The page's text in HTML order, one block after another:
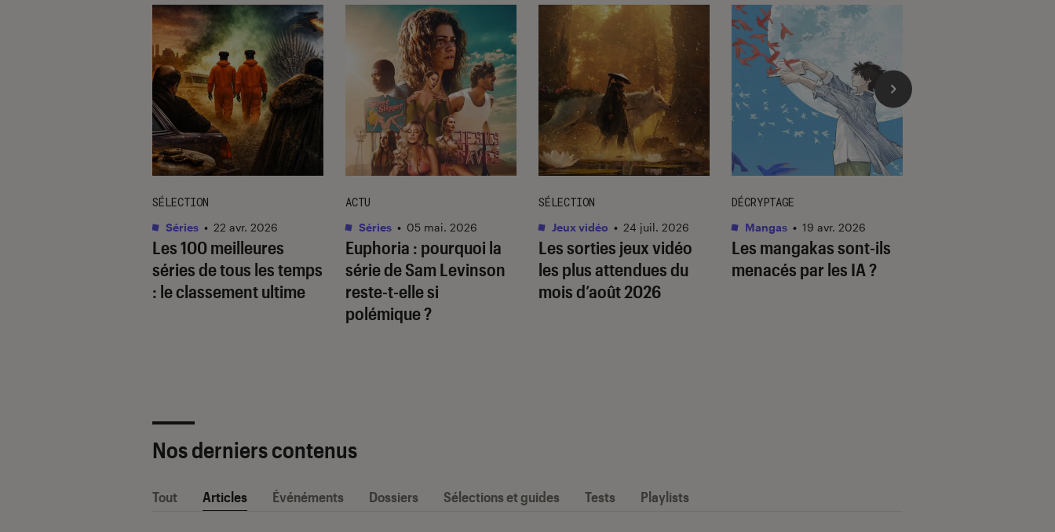
Les 100 meilleures
séries de tous les temps
: le classement ultime
SÉLECTION
Séries • 22 avr. 2026
Euphoria : pourquoi la
série de Sam Levinson
reste-t-elle si
polémique ?
ACTU
Séries • 05 mai. 2026
Les sorties jeux vidéo
les plus attendues du
mois d’août 2026
SÉLECTION
Jeux vidéo • 24 juil. 2026
Les mangakas sont-ils
menacés par les IA ?
DÉCRYPTAGE
Mangas • 19 avr. 2026
Nos derniers contenus
Tout Articles Événéments Dossiers Sélections et guides Tests Playlists